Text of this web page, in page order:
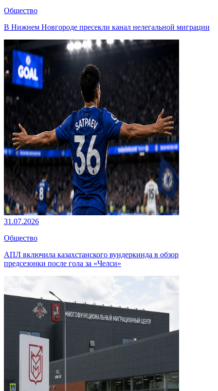
Общество
В Нижнем Новгороде пресекли канал нелегальной миграции
31.07.2026
Общество
АПЛ включила казахстанского вундеркинда в обзор
предсезонки после гола за «Челси»